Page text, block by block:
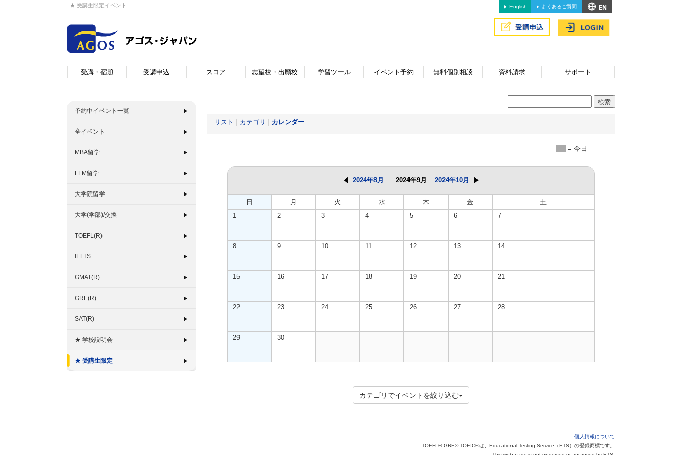
★ 受講生限定イベント English よくあるご質問
受講・宿題 受講申込 スコア 志望校・出願校 学習ツール イベント予約 無料個別相談 資料請求 サポート
予約中イベント一覧
全イベント
MBA留学
LLM留学
大学院留学
大学(学部)/交換
TOEFL(R)
IELTS
GMAT(R)
GRE(R)
SAT(R)
★ 学校説明会
★ 受講生限定
リスト カテゴリ カレンダー
= 今日
2024年8月 2024年9月 2024年10月
日 月 火 水 木 金
土
1
2 3 4 5 6 7
8 9 10 11 12 13 14
15 16 17 18 19 20 21
22 23 24 25 26 27 28
29 30
カテゴリでイベントを絞り込む
個人情報について
TOEFL® GRE® TOEIC®は、Educational Testing Service（ETS）の登録商標です。